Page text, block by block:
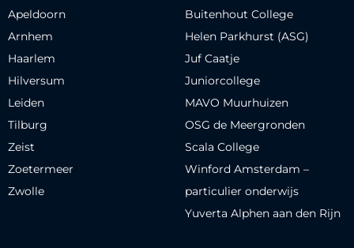
Apeldoorn
Arnhem
Haarlem
Hilversum
Leiden
Tilburg
Zeist
Zoetermeer
Zwolle
Buitenhout College
Helen Parkhurst (ASG)
Juf Caatje
Juniorcollege
MAVO Muurhuizen
OSG de Meergronden
Scala College
Winford Amsterdam –
particulier onderwijs
Yuverta Alphen aan den Rijn